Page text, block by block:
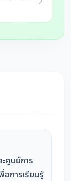
ศูนย์การ
อการเรียนรู้